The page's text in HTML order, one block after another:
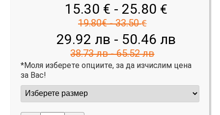
15.30 € - 25.80 €
19.80€ - 33.50 €
29.92 лв - 50.46 лв
38.73 лв - 65.52 лв
*Моля изберете опциите, за да изчислим цена
за Вас!